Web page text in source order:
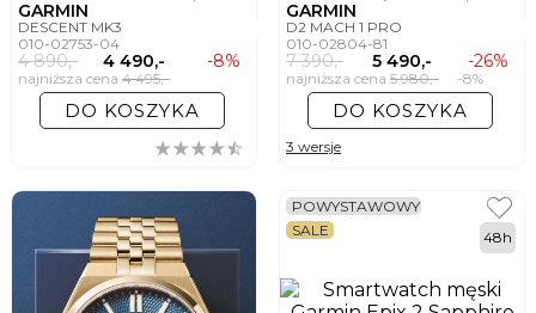
GARMIN
DESCENT MK3
010-02753-04
4 890,- 4 490,- -8%
najniższa cena 4 495,-
DO KOSZYKA
GARMIN
D2 MACH 1 PRO
010-02804-81
7 390,- 5 490,- -26%
najniższa cena 5 980,- -8%
DO KOSZYKA
3 wersje
POWYSTAWOWY
SALE
48h